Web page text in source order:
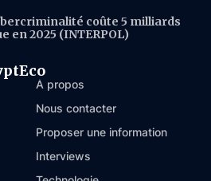
coûte 5 milliards
en 2025 (INTERPOL)
À propos
Nous contacter
Proposer une information
Interviews